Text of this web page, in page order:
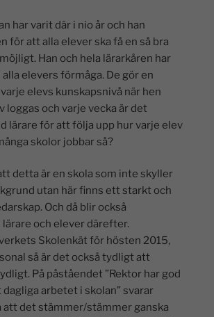
har varit där i nio år och han
för att alla elever ska få en så bra
Han och hela lärarkåren har
elevers förmåga. De gör en
elevs kunskapsnivå när hen
loggas och varje vecka är det
lärare för att följa upp hur varje elev
skolor jobbar så?
detta är en skola som inte skyller
utan här finns ett starkt och
Och då blir också
och elever därefter.
Skolenkät för hösten 2015,
så är det också tydligt att
På påståendet ”Rektor har god
arbetet i skolan” svarar
att det stämmer/stämmer ganska